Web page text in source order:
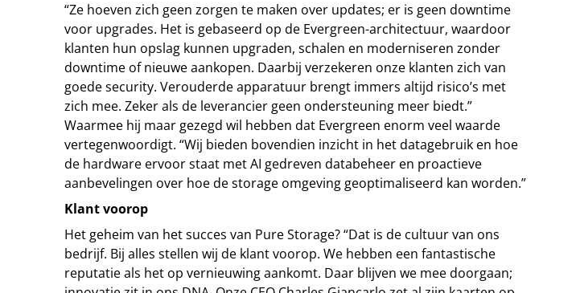
“Ze hoeven zich geen zorgen te maken over updates; er is geen downtime
voor upgrades. Het is gebaseerd op de Evergreen-architectuur, waardoor
klanten hun opslag kunnen upgraden, schalen en moderniseren zonder
downtime of nieuwe aankopen. Daarbij verzekeren onze klanten zich van
goede security. Verouderde apparatuur brengt immers altijd risico’s met
zich mee. Zeker als de leverancier geen ondersteuning meer biedt.”
Waarmee hij maar gezegd wil hebben dat Evergreen enorm veel waarde
vertegenwoordigt. “Wij bieden bovendien inzicht in het datagebruik en hoe
de hardware ervoor staat met AI gedreven databeheer en proactieve
aanbevelingen over hoe de storage omgeving geoptimaliseerd kan worden.”
Klant voorop
Het geheim van het succes van Pure Storage? “Dat is de cultuur van ons
bedrijf. Bij alles stellen wij de klant voorop. We hebben een fantastische
reputatie als het op vernieuwing aankomt. Daar blijven we mee doorgaan;